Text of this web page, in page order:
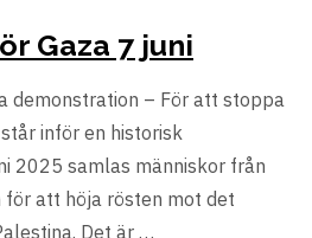
Gaza 7 juni
demonstration – För att stoppa
inför en historisk
2025 samlas människor från
för att höja rösten mot det
Det är …